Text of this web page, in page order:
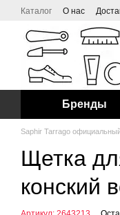
Перейти к основному
Каталог О нас
Бренды
Saphir Tarrago
Щетка
конский